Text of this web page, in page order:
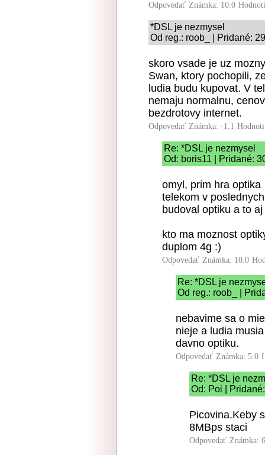
Odpovedať Známka: 10.0
*DSL je nezmysel
Od reg.: roob_ | Pridané:
skoro vsade je uz
Swan, ktory pochopili,
ludia budu kupovat. V
nemaju normalnu,
bezdrotovy internet.
Odpovedať Známka: -1.1
Re: *DSL je nezmysel
Od: boris11 | Pridané:
omyl, prim hra optika
telekom v
budoval optiku a to
kto ma moznost
duplom 4g :)
Odpovedať Známka: 10.0
Re: *DSL je
Od reg.: roob_ |
nebavime sa o
nieje a ludia
davno optiku.
Odpovedať Známka: 5.0
Re: *DSL je
Od: Poi |
Picovina.Keby
8MBps staci
Odpovedať Známka: